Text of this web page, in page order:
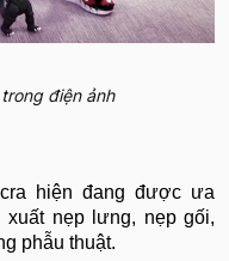
điện ảnh
hiện đang được ưa
xuất nẹp lưng, nẹp gối,
phẫu thuật.